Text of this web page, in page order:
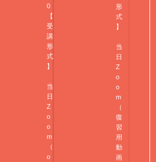
0
【
受
講
形
式
】
当
日
Z
o
o
m
（
o
形
式
】
当
日
Z
o
o
m
（
復
習
用
動
画